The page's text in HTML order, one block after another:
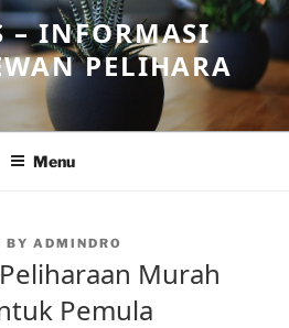
– INFORMASI
PELIHARA
Menu
BY ADMINDRO
Murah
Pemula